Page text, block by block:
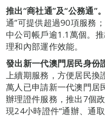
推出“商社通”及“公務通”
通”可提供超過90項服務
中公司帳戶逾1.1萬個。
理和內部運作效能。
發出新一代澳門居民身份
上續期服務，方便居民
萬人已申請新一代澳門居
辦理證件服務，推出7個
現24小時證件“通辦、通取”